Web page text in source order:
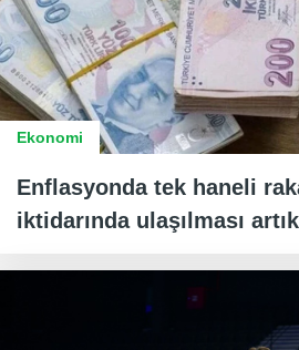
Ekonomi
Enflasyonda tek haneli
iktidarında ulaşılması